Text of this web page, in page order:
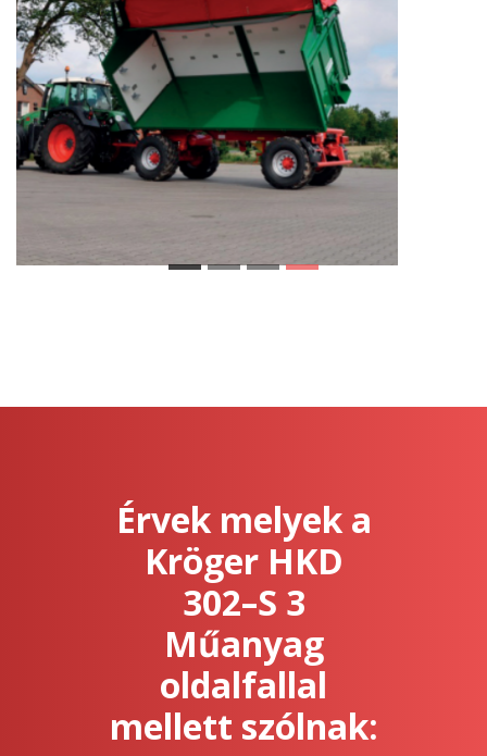
Érvek melyek a
Kröger HKD
302–S 3
Műanyag
oldalfallal
mellett szólnak: